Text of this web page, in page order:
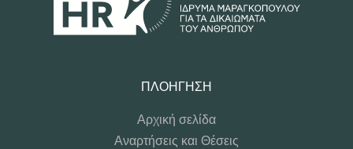
ΠΛΟΉΓΗΣΗ
Αρχική σελίδα
Αναρτήσεις και Θέσεις